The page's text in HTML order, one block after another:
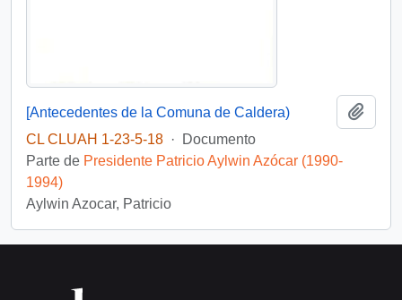
[Antecedentes de la Comuna de Caldera)
CL CLUAH 1-23-5-18 ·
Documento
Parte de Presidente Patricio Aylwin Azócar (1990-
1994)
Aylwin Azocar, Patricio